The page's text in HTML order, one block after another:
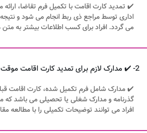
✔️ تمدید کارت اقامت با تکمیل فرم تقاضا،
اداری توسط مراجع ذی ربط انجام می شود و نتیجه
می گردد. افراد برای کسب اطلاعات بیشتر به متن
2- ✔️ مدارک لازم برای تمدید کارت اقامت موقت ویژه اتباع چیست؟
✔️ مدارک شامل فرم تکمیل شده، کارت اقامت
گذرنامه و مدارک شغلی یا تحصیلی می باشد که
افراد می توانند توضیحات تکمیلی را با مطالعه